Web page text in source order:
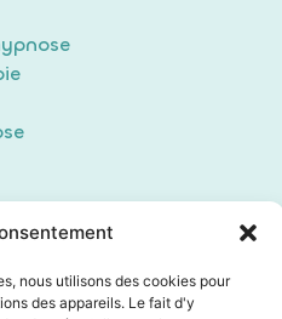
nous utilisons des cookies pour
des appareils. Le fait d'y